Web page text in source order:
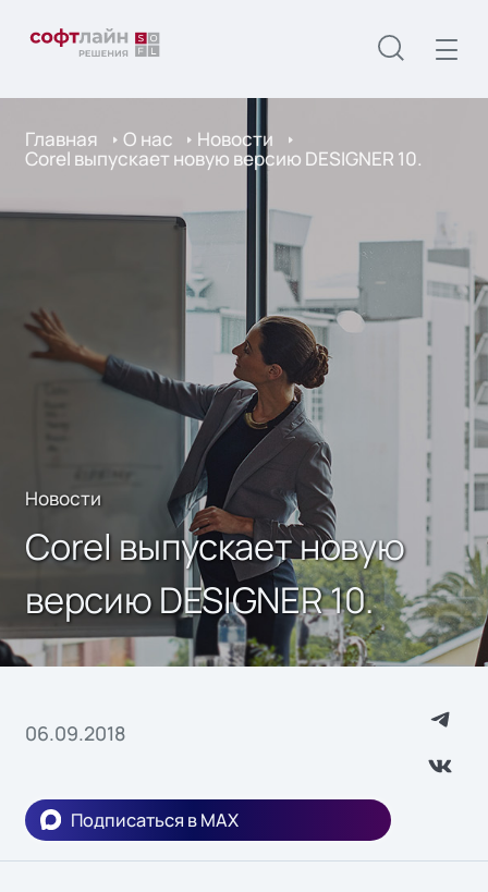
Главная О нас Новости
Corel выпускает новую версию DESIGNER 10.
Новости
Corel выпускает новую
версию DESIGNER 10.
06.09.2018
Подписаться в MAX